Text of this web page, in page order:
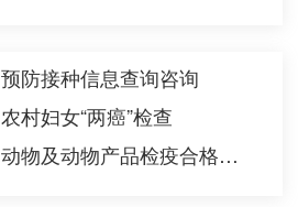
预防接种信息查询咨询
农村妇女“两癌”检查
动物及动物产品检疫合格证核发